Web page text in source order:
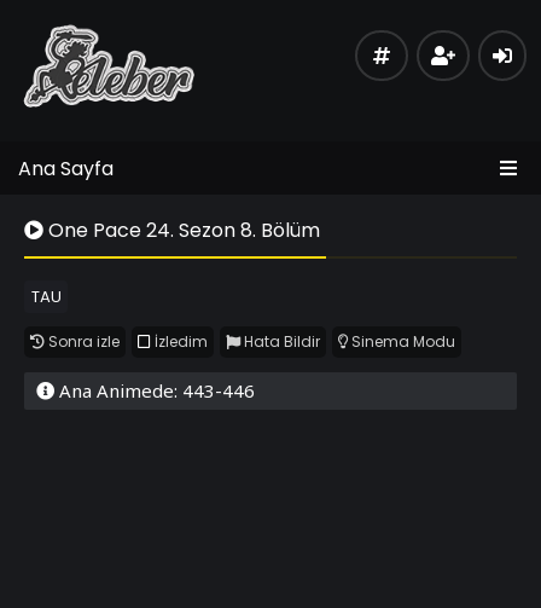
Ana Sayfa
One Pace 24. Sezon 8. Bölüm
TAU
Sonra izle İzledim Hata Bildir Sinema Modu
Ana Animede: 443-446